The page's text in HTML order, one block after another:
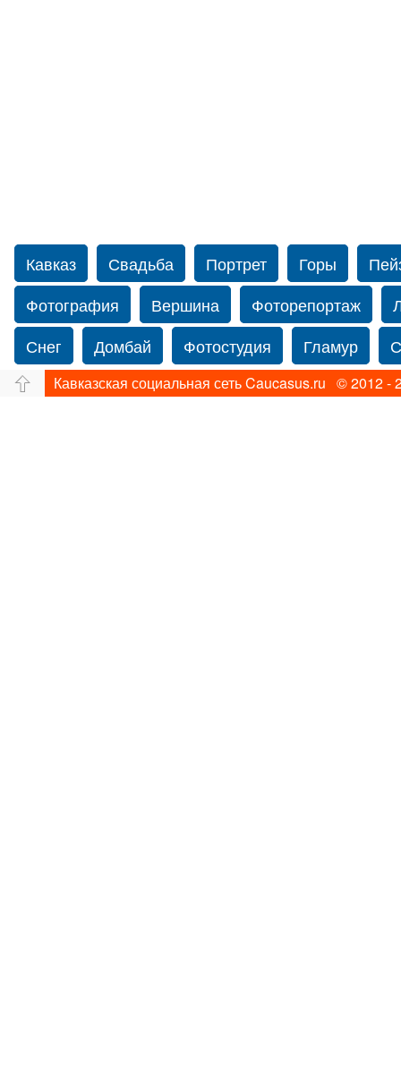
Кавказ Свадьба Портрет Горы
Фотография
Вершина Фоторепортаж
Снег
Домбай Фотостудия Гламур
Путешествие
Перевал Ущелье
Кавказская социальная сеть Caucasus.ru © 2012 -